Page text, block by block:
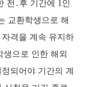
전․후 기간에 1인
교환학생으로 해
격을 계속 유지하
으로 인한 해외
되어야 기간의 계